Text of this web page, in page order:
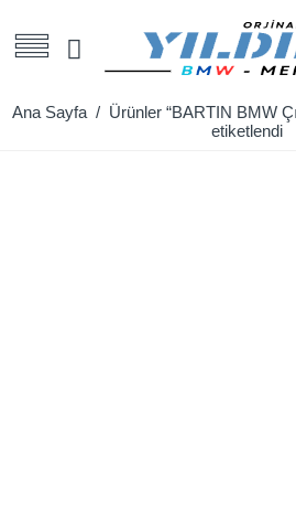
Ana Sayfa / Ürünler “BARTIN BMW
etiketlendi